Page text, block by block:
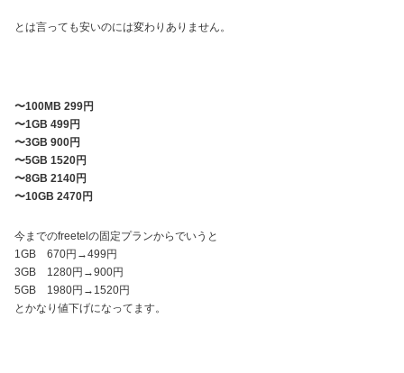
とは言っても安いのには変わりありません。
〜100MB 299円
〜1GB 499円
〜3GB 900円
〜5GB 1520円
〜8GB 2140円
〜10GB 2470円
今までのfreetelの固定プランからでいうと
1GB 670円→499円
3GB 1280円→900円
5GB 1980円→1520円
とかなり値下げになってます。